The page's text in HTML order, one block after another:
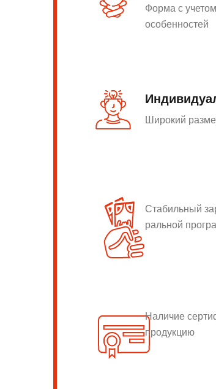
Форма с
особенностей
Широкий
Стабильный
ральной
Наличие
продукцию